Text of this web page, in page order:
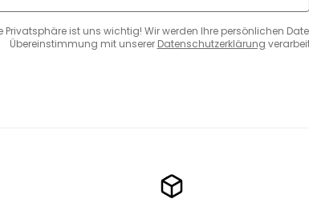
Privatsphäre ist uns wichtig! Wir werden Ihre persönlichen
Übereinstimmung mit unserer Datenschutzerklärung